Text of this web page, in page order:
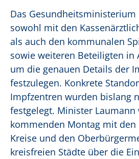
Das
sowohl mit den
als auch den kommunalen
sowie weiteren Beteiligten in
um die genauen Details der
festzulegen. Konkrete
Impfzentren wurden bislang
festgelegt. Minister Laumann
kommenden Montag mit den
Kreise und den
kreisfreien Städte über die